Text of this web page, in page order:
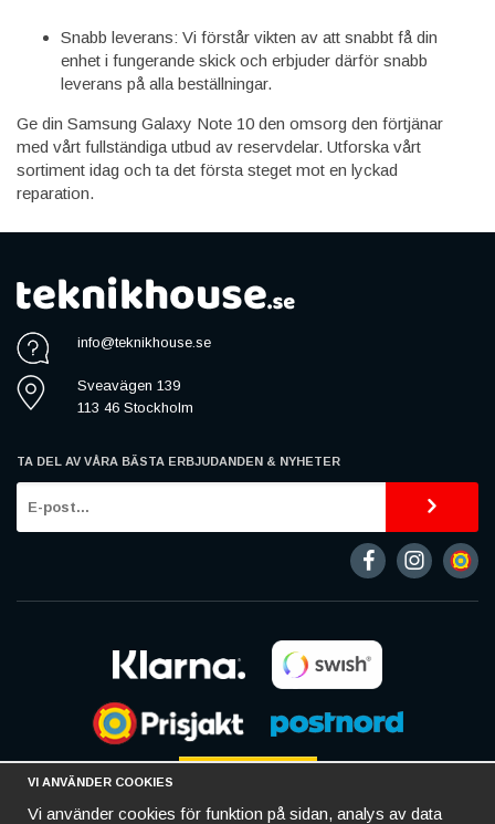
Snabb leverans: Vi förstår vikten av att snabbt få din
enhet i fungerande skick och erbjuder därför snabb
leverans på alla beställningar.
Ge din Samsung Galaxy Note 10 den omsorg den förtjänar
med vårt fullständiga utbud av reservdelar. Utforska vårt
sortiment idag och ta det första steget mot en lyckad
reparation.
info@teknikhouse.se
Sveavägen 139
113 46 Stockholm
TA DEL AV VÅRA BÄSTA ERBJUDANDEN & NYHETER
VI ANVÄNDER COOKIES
Vi använder cookies för funktion på sidan, analys av data